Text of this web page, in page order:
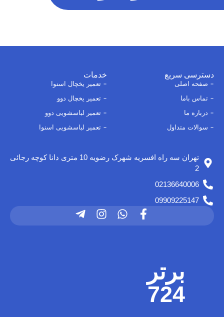
دسترسی سریع
صفحه اصلی
تماس باما
درباره ما
سوالات متداول
خدمات
تعمیر یخچال اسنوا
تعمیر یخچال دوو
تعمیر لباسشویی دوو
تعمیر لباسشویی اسنوا
برتر
724
تهران سه راه افسریه شهرک رضویه 10 متری دانا کوچه رجائی
2
02136640006
09909225147